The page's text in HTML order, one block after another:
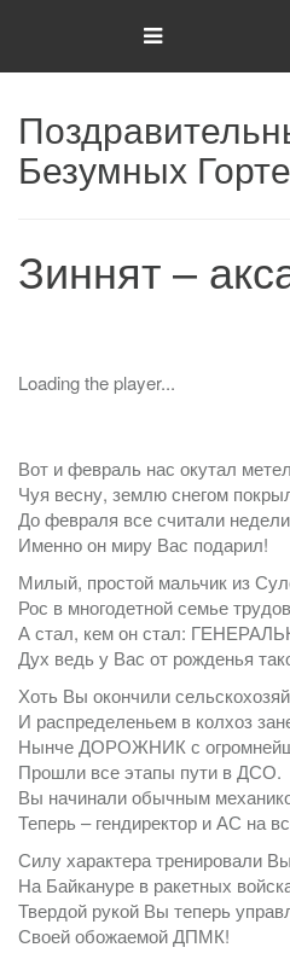
Безумных
Зиннят –
Loading the player...
Вот и февраль нас окутал
Чуя весну, землю снегом
До февраля все считали
Именно он миру Вас подарил!
Милый, простой мальчик из
Рос в многодетной семье
А стал, кем он стал:
Дух ведь у Вас от рожденья
Хоть Вы окончили
И распределеньем в колхоз
Нынче ДОРОЖНИК с
Прошли все этапы пути в ДСО.
Вы начинали обычным
Теперь – гендиректор и АС на
Силу характера тренировали Вы
На Байкануре в ракетных
Твердой рукой Вы теперь
Своей обожаемой ДПМК!